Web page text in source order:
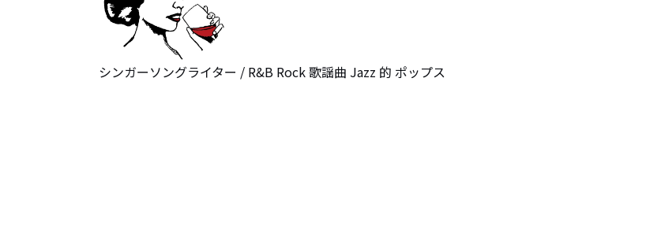
シンガーソングライター / R&B Rock 歌謡曲 Jazz 的 ポップス